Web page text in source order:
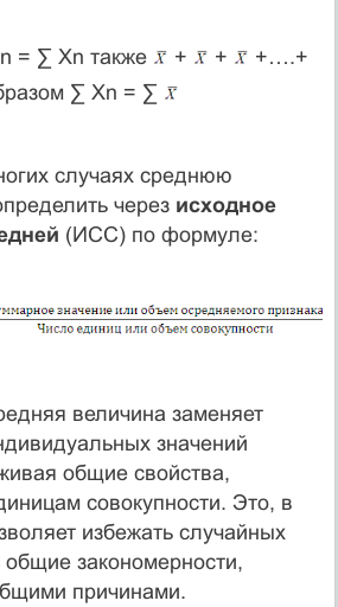
= ∑ Хn также + +
+….+
∑ Хn = ∑
случаях среднюю
через исходное
(ИСС) по формуле:
величина заменяет
значений
общие свойства,
совокупности. Это, в
избежать случайных
закономерности,
причинами.